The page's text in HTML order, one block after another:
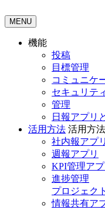
MENU
機能
投稿
目標管理
コミュニケ
セキュリテ
管理
日報アプリ
活用方法 活用方法
社内報アプリ
週報アプリ
KPI管理アプ
進捗管理
プロジェク
情報共有ア